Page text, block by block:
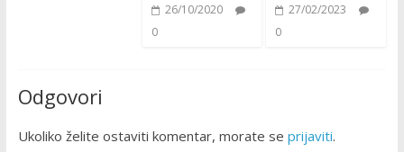
26/10/2020
0
27/02/2023
0
Odgovori
Ukoliko želite ostaviti komentar, morate se prijaviti.